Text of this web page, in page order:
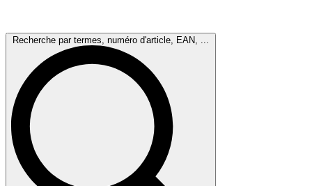
Recherche par termes, numéro d'article, EAN, ...